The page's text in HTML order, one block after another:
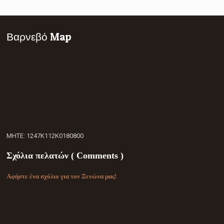
Βαρνεβό Map
ΜΗΤΕ: 1247Κ112Κ0180800
Σχόλια πελατών ( Comments )
Αφήστε ένα σχόλιο για τον Ξενώνα μας!